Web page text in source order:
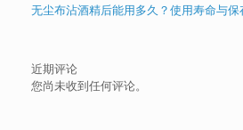
无尘布沾酒精后能用多久？使用寿命与
近期评论
您尚未收到任何评论。